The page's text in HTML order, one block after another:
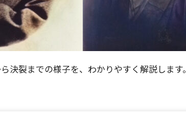
決裂までの様子を、わかりやすく解説します。